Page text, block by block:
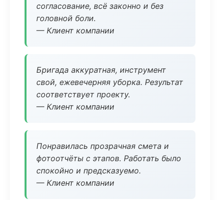
согласование, всё законно и без
головной боли.
— Клиент компании
Бригада аккуратная, инструмент
свой, ежевечерняя уборка. Результат
соответствует проекту.
— Клиент компании
Понравилась прозрачная смета и
фотоотчёты с этапов. Работать было
спокойно и предсказуемо.
— Клиент компании